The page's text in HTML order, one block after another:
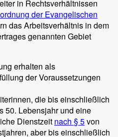
in Rechtsverhältnissen
der Evangelischen
das Arbeitsverhältnis in dem
genannten Gebiet
erhalten als
der Voraussetzungen
die bis einschließlich
50. Lebensjahr und eine
Dienstzeit nach § 5von
aber bis einschließlich